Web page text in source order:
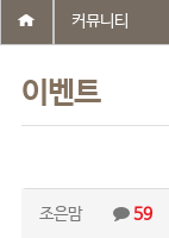
이벤트
커뮤니티
조은맘 59